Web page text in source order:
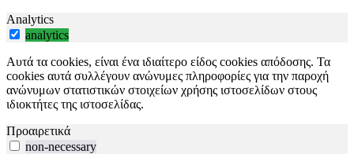
Analytics
analytics
Αυτά τα cookies, είναι ένα ιδιαίτερο είδος cookies απόδοσης. Τα
cookies αυτά συλλέγουν ανώνυμες πληροφορίες για την παροχή
ανώνυμων στατιστικών στοιχείων χρήσης ιστοσελίδων στους
ιδιοκτήτες της ιστοσελίδας.
Προαιρετικά
non-necessary